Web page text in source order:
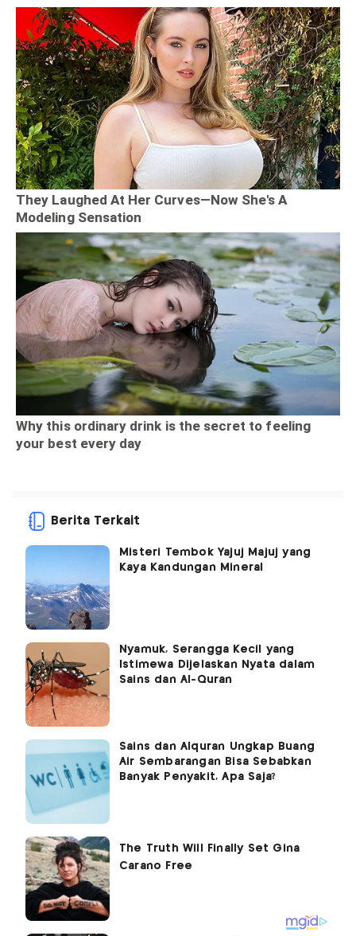
Berita Terkait
Misteri Tembok Yajuj Majuj yang
Kaya Kandungan Mineral
Nyamuk, Serangga Kecil yang
Istimewa Dijelaskan Nyata dalam
Sains dan Al-Quran
Sains dan Alquran Ungkap Buang
Air Sembarangan Bisa Sebabkan
Banyak Penyakit, Apa Saja?